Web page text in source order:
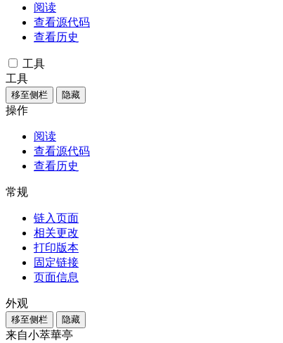
阅读
查看源代码
查看历史
工具
工具
移至侧栏 隐藏
操作
阅读
查看源代码
查看历史
常规
链入页面
相关更改
打印版本
固定链接
页面信息
外观
移至侧栏 隐藏
来自小萃華亭